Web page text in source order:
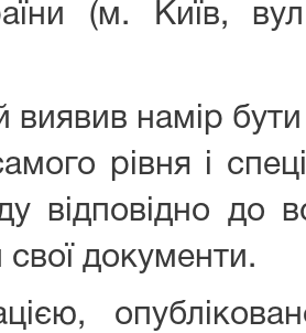
(м. Київ,
виявив намір
рівня і
відповідно
свої документи.